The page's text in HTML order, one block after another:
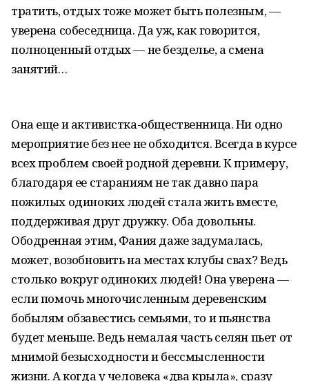
тратить, отдых тоже может быть полезным, —
уверена собеседница. Да уж, как говорится,
полноценный отдых — не безделье, а смена
занятий…
Она еще и активистка-общественница. Ни одно
мероприятие без нее не обходится. Всегда в курсе
всех проблем своей родной деревни. К примеру,
благодаря ее стараниям не так давно пара
пожилых одиноких людей стала жить вместе,
поддерживая друг дружку. Оба довольны.
Ободренная этим, Фания даже задумалась,
может, возобновить на местах клубы свах? Ведь
столько вокруг одиноких людей! Она уверена —
если помочь многочисленным деревенским
бобылям обзавестись семьями, то и пьянства
будет меньше. Ведь немалая часть селян пьет от
мнимой безысходности и бессмысленности
жизни. А когда у человека «два крыла», сразу